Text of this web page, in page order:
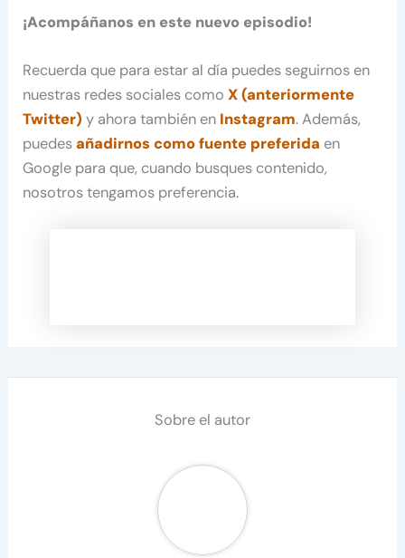
¡Acompáñanos en este nuevo episodio!
Recuerda que para estar al día puedes seguirnos en
nuestras redes sociales comoX (anteriormente
Twitter) y ahora también en Instagram. Además,
puedesañadirnos como fuente preferida en
Google para que, cuando busques contenido,
nosotros tengamos preferencia.
Sobre el autor